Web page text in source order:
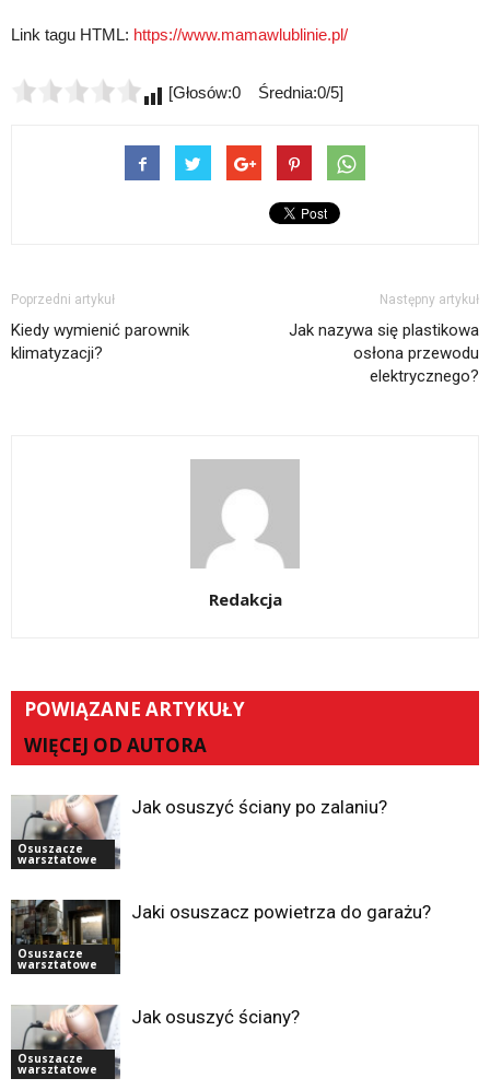
Link tagu HTML: https://www.mamawlublinie.pl/
[Głosów:0 Średnia:0/5]
Poprzedni artykuł
Kiedy wymienić parownik
klimatyzacji?
Następny artykuł
Jak nazywa się plastikowa
osłona przewodu
elektrycznego?
Redakcja
POWIĄZANE ARTYKUŁY
WIĘCEJ OD AUTORA
Osuszacze
warsztatowe
Jak osuszyć ściany po zalaniu?
Osuszacze
warsztatowe
Jaki osuszacz powietrza do garażu?
Osuszacze
warsztatowe
Jak osuszyć ściany?